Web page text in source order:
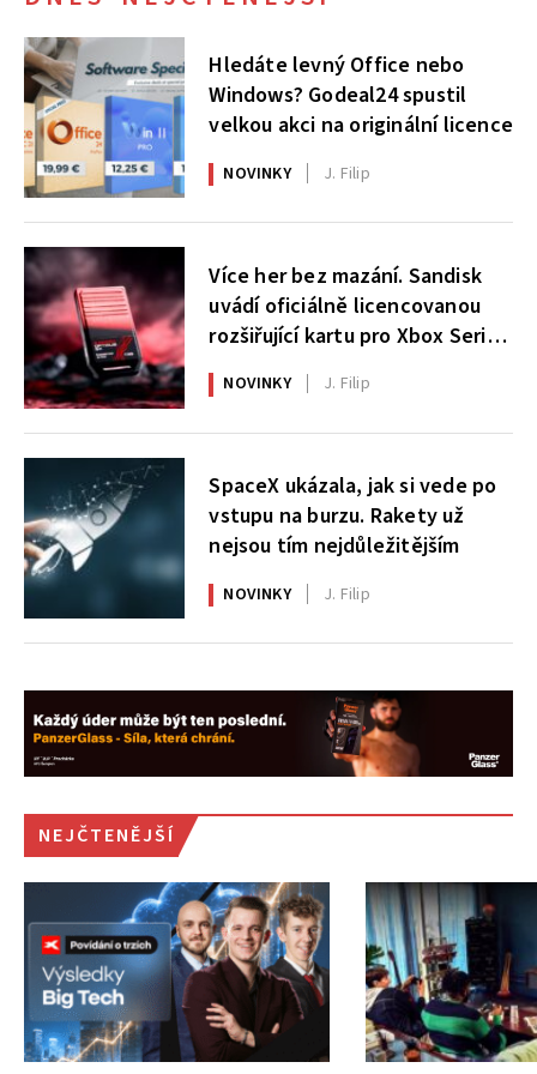
Hledáte levný Office nebo
Windows? Godeal24 spustil
velkou akci na originální licence
NOVINKY J. Filip
Více her bez mazání. Sandisk
uvádí oficiálně licencovanou
rozšiřující kartu pro Xbox Series
X|S
NOVINKY J. Filip
SpaceX ukázala, jak si vede po
vstupu na burzu. Rakety už
nejsou tím nejdůležitějším
NOVINKY J. Filip
NEJČTENĚJŠÍ